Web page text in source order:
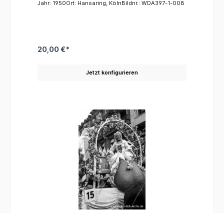
Jahr: 1950Ort: Hansaring, KölnBildnr.: WDA397-1-008
20,00 €*
Jetzt konfigurieren